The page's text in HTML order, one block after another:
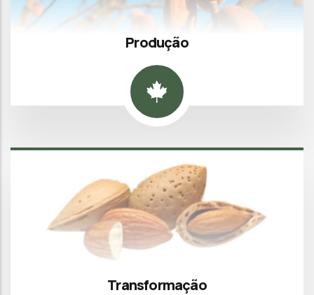
Produção
Transformação